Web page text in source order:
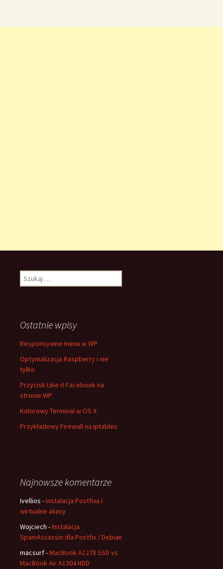
Szukaj:
Ostatnie wpisy
Responsywne menu w WP
Optymalizacja Raspberry i nie
tylko
Przycisk Like it Facebook na
stronie WP
Kolorowy Terminal w OS X
Przykładowy Firewall na iptables
Najnowsze komentarze
Ivellios -Instalacja Postfixa i
wirtualne aliasy
Wojciech -Instalacja
SpamAssassin dla Postfix / Debian
macsurf-MacBook A1278 SSD vs
MacBook Air A1304 HDD